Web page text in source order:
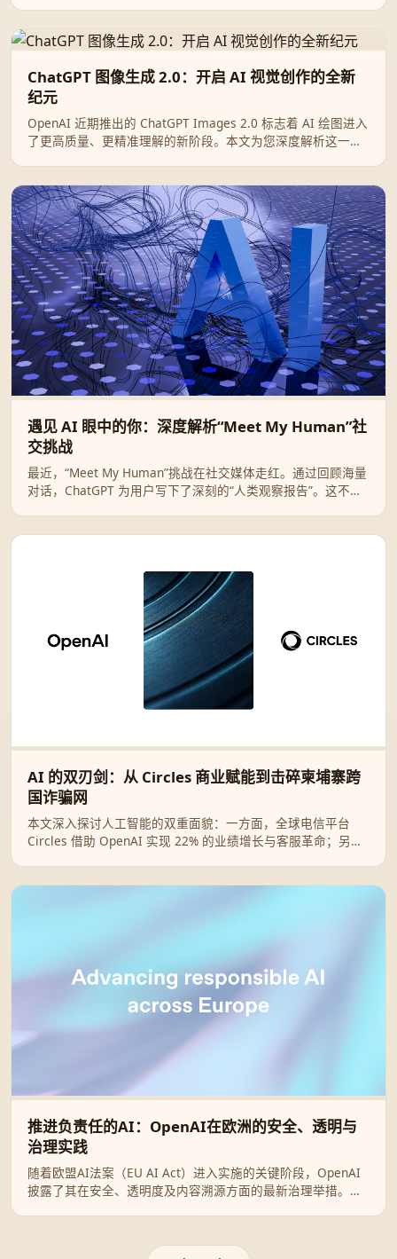
ChatGPT 图像生成 2.0：开启 AI 视觉创作的全新
纪元
OpenAI 近期推出的 ChatGPT Images 2.0 标志着 AI 绘图进入
了更高质量、更精准理解的新阶段。本文为您深度解析这一升
遇见 AI 眼中的你：深度解析“Meet My Human”社
交挑战
最近，“Meet My Human”挑战在社交媒体走红。通过回顾海量
对话，ChatGPT 为用户写下了深刻的“人类观察报告”。这不仅
AI 的双刃剑：从 Circles 商业赋能到击碎柬埔寨跨
国诈骗网
本文深入探讨人工智能的双重面貌：一方面，全球电信平台
Circles 借助 OpenAI 实现 22% 的业绩增长与客服革命；另一
推进负责任的AI：OpenAI在欧洲的安全、透明与
治理实践
随着欧盟AI法案（EU AI Act）进入实施的关键阶段，OpenAI
披露了其在安全、透明度及内容溯源方面的最新治理举措。本